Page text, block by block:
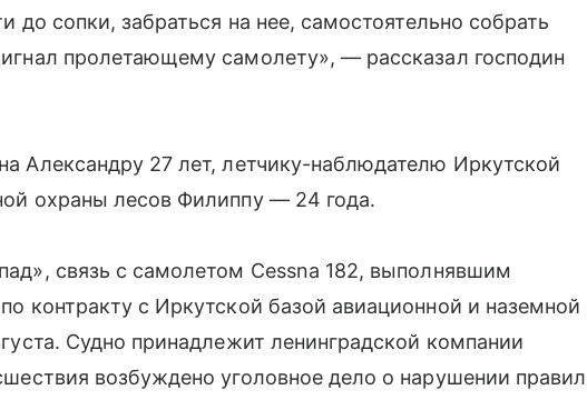
до сопки, забраться на нее, самостоятельно собрать
пролетающему самолету», — рассказал господин
Александру 27 лет, летчику-наблюдателю Иркутской
охраны лесов Филиппу — 24 года.
связь с самолетом Cessna 182, выполнявшим
контракту с Иркутской базой авиационной и наземной
Судно принадлежит ленинградской компании
возбуждено уголовное дело о нарушении правил